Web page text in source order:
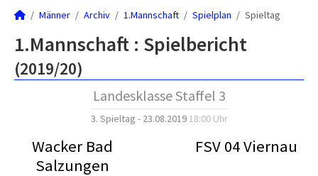
Männer Archiv 1.Mannschaft Spielplan Spieltag
1.Mannschaft : Spielbericht
(2019/20)
Landesklasse Staffel 3
3. Spieltag - 23.08.2019 18:00 Uhr
Wacker Bad
Salzungen
FSV 04 Viernau